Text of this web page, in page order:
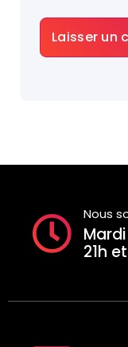
Nous
21h